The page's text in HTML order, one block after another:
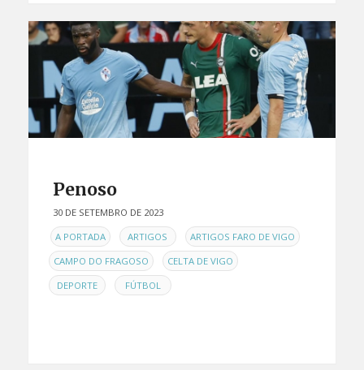
Penoso
30 DE SETEMBRO DE 2023
ENA PORTADA , ARTIGOS , ARTIGOS FARO DE VIGO ,
CAMPO DO FRAGOSO , CELTA DE VIGO ,
DEPORTE , FÚTBOL